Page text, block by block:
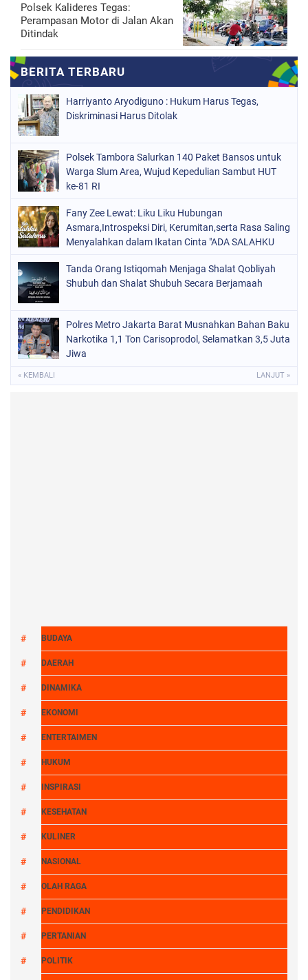
Polsek Kalideres Tegas:
Perampasan Motor di Jalan Akan
Ditindak
Harriyanto Aryodiguno : Hukum Harus Tegas,
Diskriminasi Harus Ditolak
Polsek Tambora Salurkan 140 Paket Bansos untuk
Warga Slum Area, Wujud Kepedulian Sambut HUT
ke-81 RI
Fany Zee Lewat: Liku Liku Hubungan
Asmara,Introspeksi Diri, Kerumitan,serta Rasa Saling
Menyalahkan dalam Ikatan Cinta "ADA SALAHKU
Tanda Orang Istiqomah Menjaga Shalat Qobliyah
Shubuh dan Shalat Shubuh Secara Berjamaah
Polres Metro Jakarta Barat Musnahkan Bahan Baku
Narkotika 1,1 Ton Carisoprodol, Selamatkan 3,5 Juta
Jiwa
« KEMBALI LANJUT »
BUDAYA
DAERAH
DINAMIKA
EKONOMI
ENTERTAIMEN
HUKUM
INSPIRASI
KESEHATAN
KULINER
NASIONAL
OLAH RAGA
PENDIDIKAN
PERTANIAN
POLITIK